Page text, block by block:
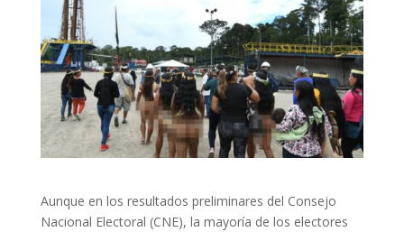
Aunque en los resultados preliminares del Consejo
Nacional Electoral (CNE), la mayoría de los electores